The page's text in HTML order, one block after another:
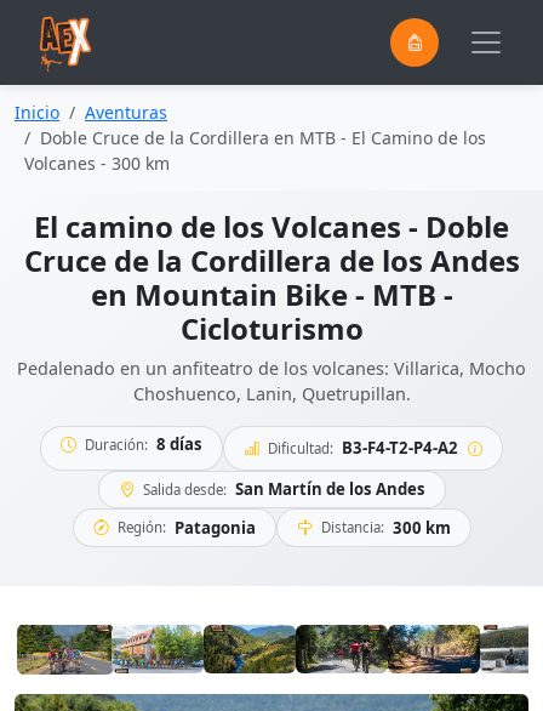
Inicio
Aventuras
Doble Cruce de la Cordillera en MTB - El Camino de los
Volcanes - 300 km
El camino de los Volcanes - Doble
Cruce de la Cordillera de los Andes
en Mountain Bike - MTB -
Cicloturismo
Pedalenado en un anfiteatro de los volcanes: Villarica, Mocho
Choshuenco, Lanin, Quetrupillan.
Duración: 8 días Dificultad: B3-F4-T2-P4-A2
Salida desde: San Martín de los Andes
Región: Patagonia Distancia: 300 km